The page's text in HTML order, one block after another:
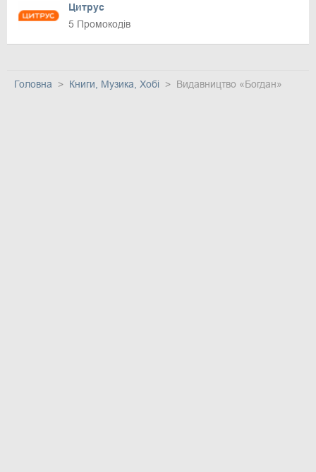
Цитрус
5 Промокодів
Головна Книги, Музика, Хобі Видавництво «Богдан»